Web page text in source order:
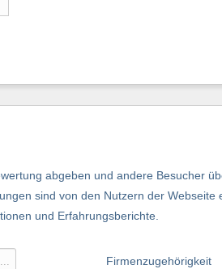
abgeben und andere Besucher
sind von den Nutzern der
und Erfahrungsberichte.
Firmenzugehörigkeit